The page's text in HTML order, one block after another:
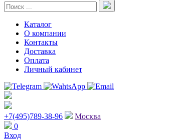
Каталог
О компании
Контакты
Доставка
Оплата
Личный кабинет
+7(495)789-38-96
Москва
0
Вход